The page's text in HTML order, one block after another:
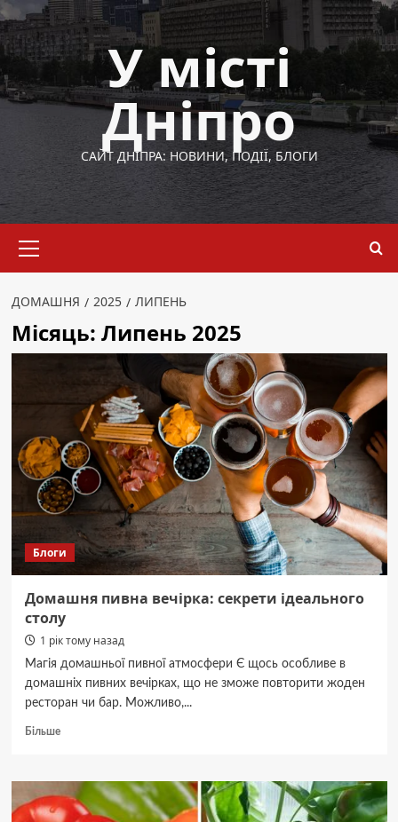
Перейти
до
вмісту
У місті
Дніпро
САЙТ ДНІПРА: НОВИНИ, ПОДІЇ, БЛОГИ
меню
ДОМАШНЯ 2025 ЛИПЕНЬ
Місяць: Липень 2025
Блоги
Домашня пивна вечірка: секрети ідеального
столу
1 рік тому назад
Магія домашньої пивної атмосфери Є щось особливе в
домашніх пивних вечірках, що не зможе повторити жоден
ресторан чи бар. Можливо,...
БільшеДокладніше
пивна
вечірка:
секрети